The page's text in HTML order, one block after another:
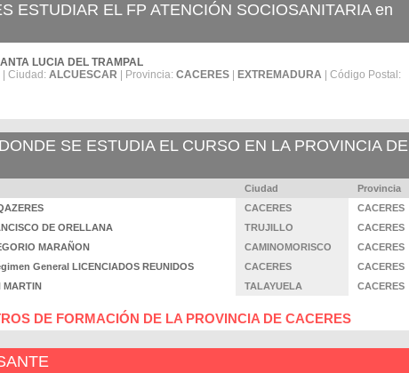
ESTUDIAR EL FP ATENCIÓN SOCIOSANITARIA en
LUCIA DEL TRAMPAL
| Ciudad: ALCUESCAR | Provincia: CACERES EXTREMADURA | Código Postal:
SE ESTUDIA EL CURSO EN LA PROVINCIA DE
Ciudad
Provincia
CACERES
CACERES
DE ORELLANA
TRUJILLO
CACERES
MARAÑON
CAMINOMORISCO
CACERES
General LICENCIADOS REUNIDOS
CACERES
CACERES
TALAYUELA CACERES
DE FORMACIÓN DE LA PROVINCIA DE CACERES